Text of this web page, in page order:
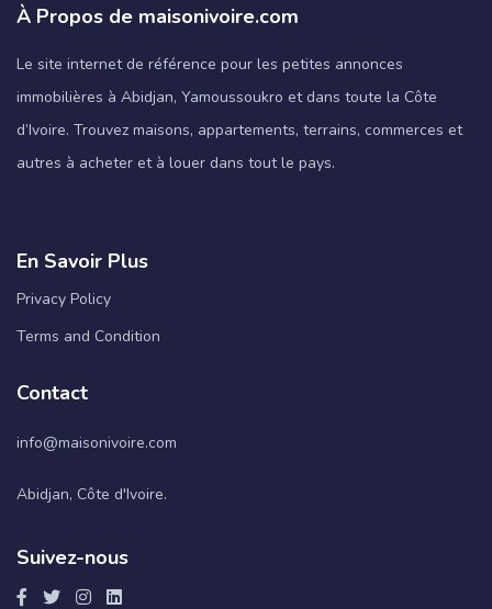
À Propos de maisonivoire.com
Le site internet de référence pour les petites annonces
immobilières à Abidjan, Yamoussoukro et dans toute la Côte
d’Ivoire. Trouvez maisons, appartements, terrains, commerces et
autres à acheter et à louer dans tout le pays.
En Savoir Plus
Privacy Policy
Terms and Condition
Contact
info@maisonivoire.com
Abidjan, Côte d'Ivoire.
Suivez-nous